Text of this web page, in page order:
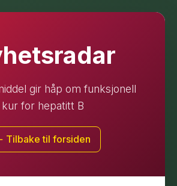
gir håp om funksjonell
kur for hepatitt B
Tilbake til forsiden